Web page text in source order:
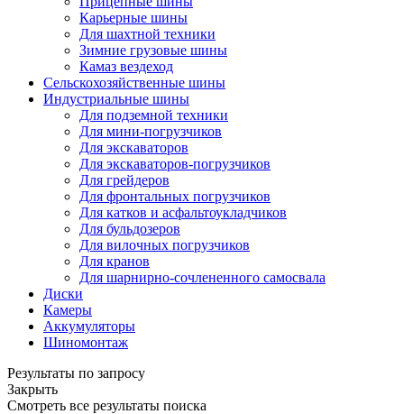
Карьерные шины
Для шахтной техники
Зимние грузовые шины
Камаз вездеход
Сельскохозяйственные шины
Индустриальные шины
Для подземной техники
Для мини-погрузчиков
Для экскаваторов
Для экскаваторов-погрузчиков
Для грейдеров
Для фронтальных погрузчиков
Для катков и асфальтоукладчиков
Для бульдозеров
Для вилочных погрузчиков
Для кранов
Для шарнирно-сочлененного самосвала
Диски
Камеры
Аккумуляторы
Шиномонтаж
Результаты по запросу
Закрыть
Смотреть все результаты поиска